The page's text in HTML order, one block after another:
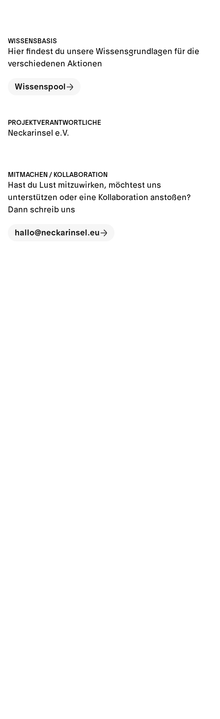
WISSENSBASIS
Hier findest du unsere Wissensgrundlagen für die
verschiedenen Aktionen
Wissenspool
PROJEKTVERANTWORTLICHE
Neckarinsel e.V.
MITMACHEN / KOLLABORATION
Hast du Lust mitzuwirken, möchtest uns
unterstützen oder eine Kollaboration anstoßen?
Dann schreib uns
hallo@neckarinsel.eu